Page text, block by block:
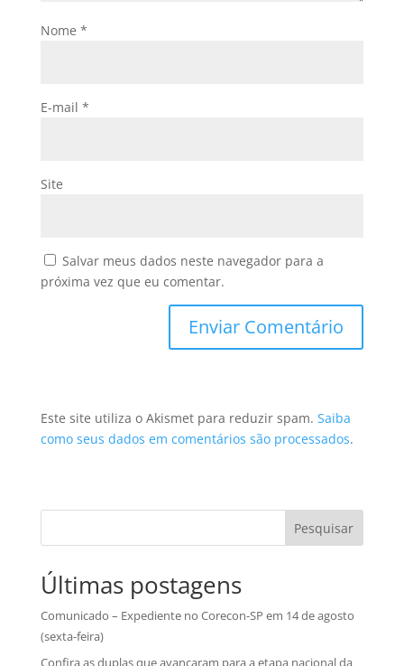
Nome *
E-mail *
Site
Salvar meus dados neste navegador para a
próxima vez que eu comentar.
Este site utiliza o Akismet para reduzir spam. Saiba
como seus dados em comentários são processados.
Pesquisar
Últimas postagens
Comunicado – Expediente no Corecon-SP em 14 de agosto
(sexta-feira)
Confira as duplas que avançaram para a etapa nacional da